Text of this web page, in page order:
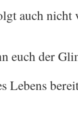
auch nicht
euch der
Lebens